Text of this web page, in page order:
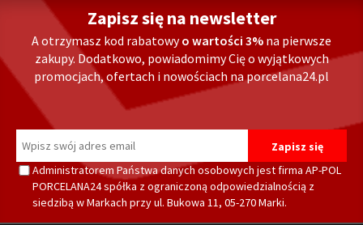
Zapisz się na newsletter
A otrzymasz kod rabatowyo wartości 3% na pierwsze
zakupy. Dodatkowo, powiadomimy Cię o wyjątkowych
promocjach, ofertach i nowościach na porcelana24.pl
Administratorem Państwa danych osobowych jest firma AP-POL
PORCELANA24 spółka z ograniczoną odpowiedzialnością z
siedzibą w Markach przy ul. Bukowa 11, 05-270 Marki.